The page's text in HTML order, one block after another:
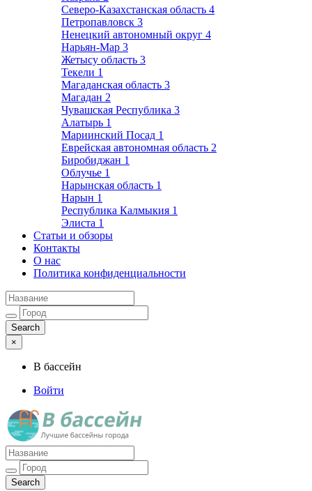
Северо-Казахстанская область 4
Петропавловск 3
Ненецкий автономный округ 4
Нарьян-Мар 3
Жетысу область 3
Текели 1
Магаданская область 3
Магадан 2
Чувашская Республика 3
Алатырь 1
Мариинский Посад 1
Еврейская автономная область 2
Биробиджан 1
Облучье 1
Нарынская область 1
Нарын 1
Республика Калмыкия 1
Элиста 1
Статьи и обзоры
Контакты
О нас
Политика конфиденциальности
×
В бассейн
Войти
Лучшие бассейны города